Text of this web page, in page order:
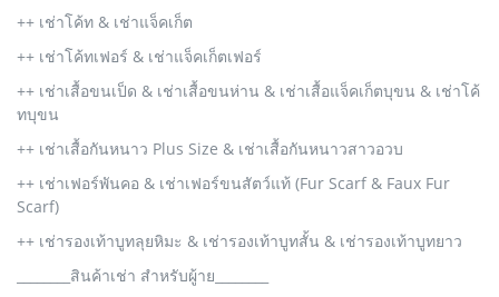
++ เช่าโค้ท & เช่าแจ็คเก็ต
++ เช่าโค้ทเฟอร์ & เช่าแจ็คเก็ตเฟอร์
++ เช่าเสื้อขนเป็ด & เช่าเสื้อขนห่าน & เช่าเสื้อแจ็คเก็ตบุขน & เช่าโค้
ทบุขน
++ เช่าเสื้อกันหนาว Plus Size & เช่าเสื้อกันหนาวสาวอวบ
++ เช่าเฟอร์พันคอ & เช่าเฟอร์ขนสัตว์แท้ (Fur Scarf & Faux Fur
Scarf)
++ เช่ารองเท้าบูทลุยหิมะ & เช่ารองเท้าบูทสั้น & เช่ารองเท้าบูทยาว
________สินค้าเช่า สำหรับผู้าย________